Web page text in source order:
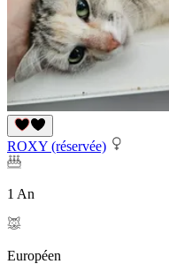
ROXY (réservée)
1 An
Européen